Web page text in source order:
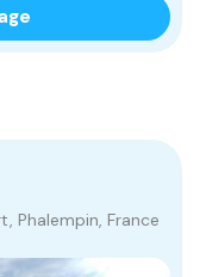
Phalempin, France